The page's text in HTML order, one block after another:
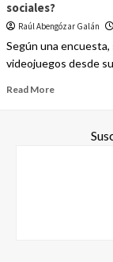
sociales?
Raúl Abengózar Galán
Según una
videojuegos desde
Read More